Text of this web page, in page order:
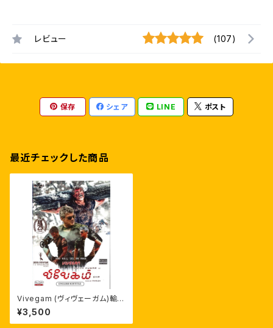
レビュー (107)
保存 シェア LINE ポスト
最近チェックした商品
Vivegam (ヴィヴェーガム)輸入
盤DVD 英字幕
¥3,500